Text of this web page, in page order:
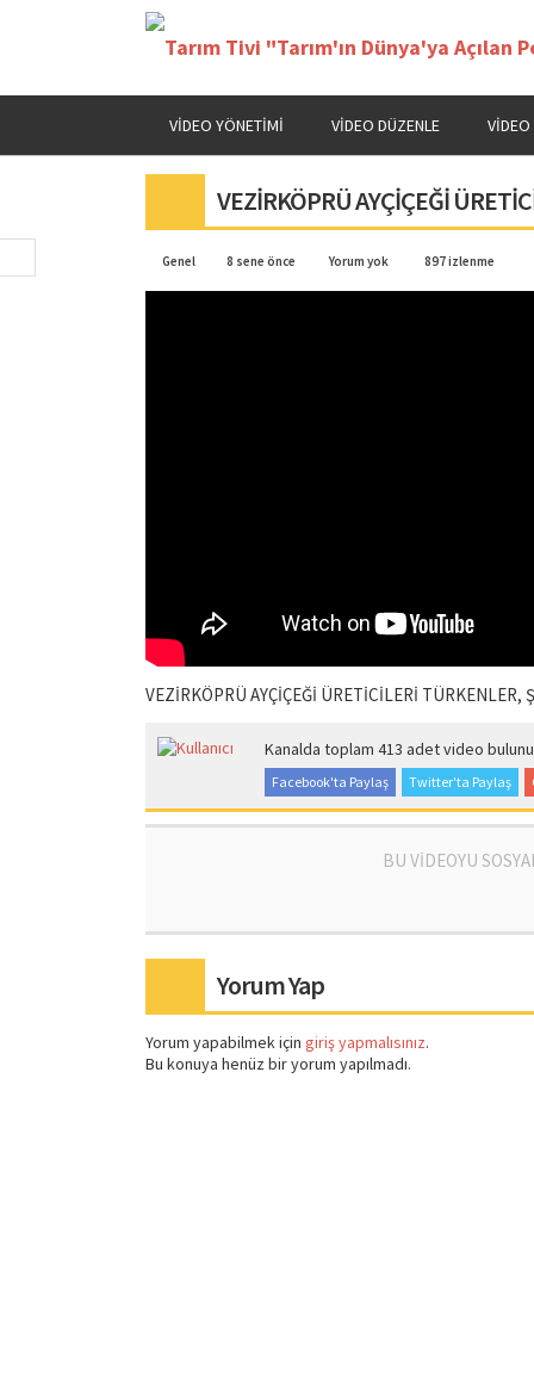
VIDEO YÖNETIMI VIDEO DÜZENLE VIDEO
VEZİRKÖPRÜ AYÇİÇEĞİ
Genel 8 sene önce Yorum yok 897 izlenme
VEZİRKÖPRÜ AYÇİÇEĞİ ÜRETİCİLERİ TÜRKENLER,
Kanalda toplam 413 adet video
Facebook'ta Paylaş Twitter'ta Paylaş
BU VİDEOYU
Yorum Yap
Yorum yapabilmek için giriş yapmalısınız.
Bu konuya henüz bir yorum yapılmadı.